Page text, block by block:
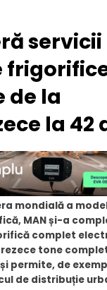
servicii
de la
la 42
mondială a
MAN și-a
complet
tone
permite, de
de distribuție